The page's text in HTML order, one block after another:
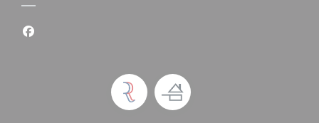
Facebook ((открывается в новом окне))